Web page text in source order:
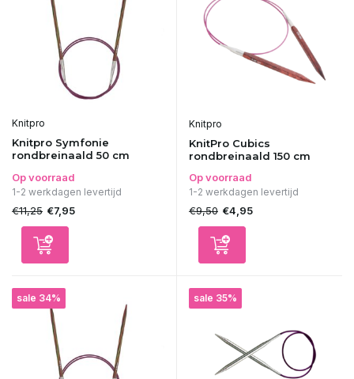
Knitpro
Knitpro Symfonie
rondbreinaald 50 cm
Op voorraad
1-2 werkdagen levertijd
€11,25 €7,95
Knitpro
KnitPro Cubics
rondbreinaald 150 cm
Op voorraad
1-2 werkdagen levertijd
€9,50 €4,95
sale 34% sale 35%